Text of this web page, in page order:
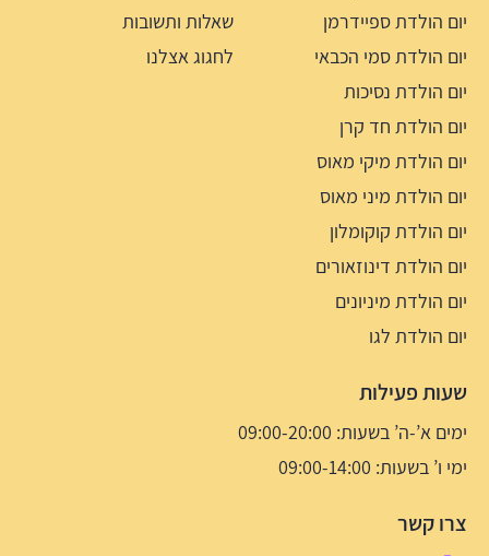
יום הולדת ספיידרמן
יום הולדת סמי הכבאי
יום הולדת נסיכות
יום הולדת חד קרן
יום הולדת מיקי מאוס
יום הולדת מיני מאוס
יום הולדת קוקומלון
יום הולדת דינוזאורים
יום הולדת מיניונים
יום הולדת לגו
שאלות ותשובות
לחגוג אצלנו
שעות פעילות
ימים א’-ה’ בשעות: 09:00-20:00
ימי ו’ בשעות: 09:00-14:00
צרו קשר